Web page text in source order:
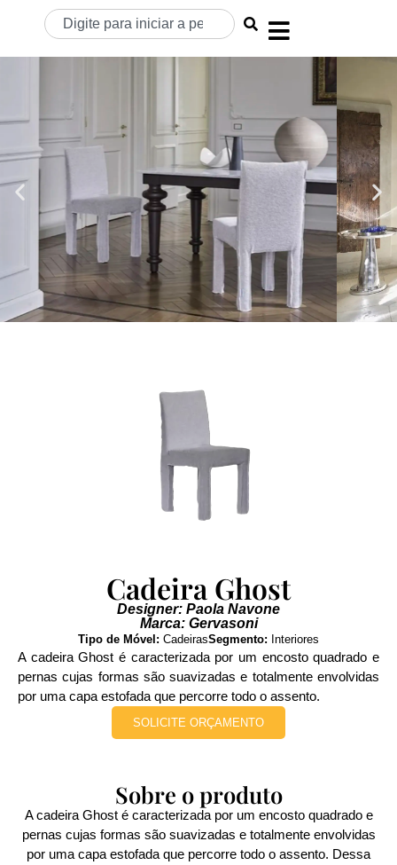
Cadeira Ghost
Designer: Paola Navone
Marca: Gervasoni
Tipo de Móvel: CadeirasSegmento: Interiores
A cadeira Ghost é caracterizada por um encosto quadrado e
pernas cujas formas são suavizadas e totalmente envolvidas
por uma capa estofada que percorre todo o assento.
SOLICITE ORÇAMENTO
Sobre o produto
A cadeira Ghost é caracterizada por um encosto quadrado e
pernas cujas formas são suavizadas e totalmente envolvidas
por uma capa estofada que percorre todo o assento. Dessa